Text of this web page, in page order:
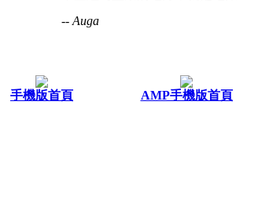
-- Auga
手機版首頁 AMP手機版首頁